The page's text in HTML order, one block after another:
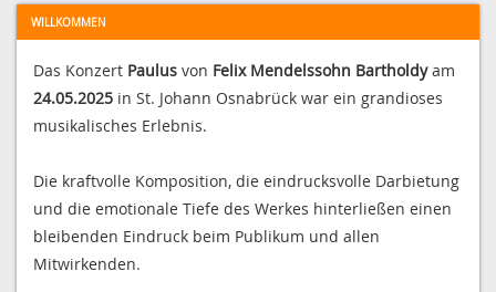
WILLKOMMEN
Das Konzert Paulus von Felix Mendelssohn Bartholdyam
24.05.2025 in St. Johann Osnabrück war ein grandioses
musikalisches Erlebnis.
Die kraftvolle Komposition, die eindrucksvolle Darbietung
und die emotionale Tiefe des Werkes hinterließen einen
bleibenden Eindruck beim Publikum und allen
Mitwirkenden.